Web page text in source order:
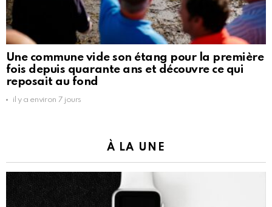
Une commune vide son étang pour la première
fois depuis quarante ans et découvre ce qui
reposait au fond
il y a environ 7 jours
À LA UNE